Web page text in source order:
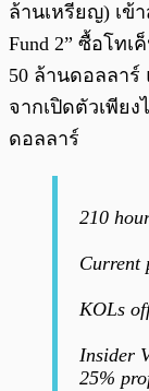
ล้านเหรียญ) เข้
Fund 2” ซื้อโท
50 ล้านดอลลาร์
จากเปิดตัวเพีย
ดอลลาร์
210
Current
KOLs
Insider
25%